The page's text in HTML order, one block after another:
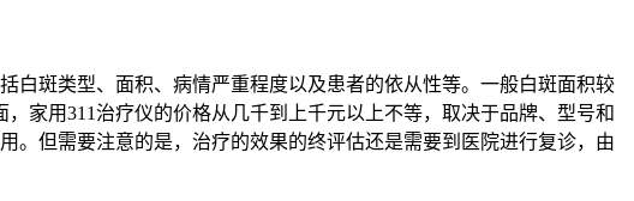
白斑类型、面积、病情严重程度以及患者的依从性等。一般白斑面积较
家用311治疗仪的价格从几千到上千元以上不等，取决于品牌、型号和
。但需要注意的是，治疗的效果的终评估还是需要到医院进行复诊，由